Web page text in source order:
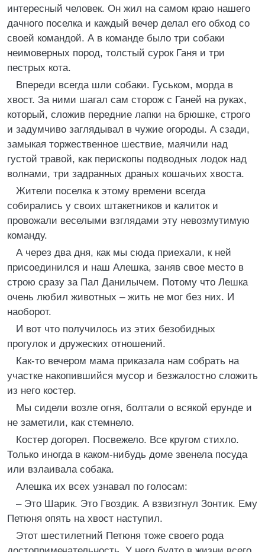
интересный человек. Он жил на самом краю нашего
дачного поселка и каждый вечер делал его обход со
своей командой. А в команде было три собаки
неимоверных пород, толстый сурок Ганя и три
пестрых кота.
Впереди всегда шли собаки. Гуськом, морда в
хвост. За ними шагал сам сторож с Ганей на руках,
который, сложив передние лапки на брюшке, строго
и задумчиво заглядывал в чужие огороды. А сзади,
замыкая торжественное шествие, маячили над
густой травой, как перископы подводных лодок над
волнами, три задранных драных кошачьих хвоста.
Жители поселка к этому времени всегда
собирались у своих штакетников и калиток и
провожали веселыми взглядами эту невозмутимую
команду.
А через два дня, как мы сюда приехали, к ней
присоединился и наш Алешка, заняв свое место в
строю сразу за Пал Данилычем. Потому что Лешка
очень любил животных – жить не мог без них. И
наоборот.
И вот что получилось из этих безобидных
прогулок и дружеских отношений.
Как-то вечером мама приказала нам собрать на
участке накопившийся мусор и безжалостно сложить
из него костер.
Мы сидели возле огня, болтали о всякой ерунде и
не заметили, как стемнело.
Костер догорел. Посвежело. Все кругом стихло.
Только иногда в каком-нибудь доме звенела посуда
или взлаивала собака.
Алешка их всех узнавал по голосам:
– Это Шарик. Это Гвоздик. А взвизгнул Зонтик. Ему
Петюня опять на хвост наступил.
Этот шестилетний Петюня тоже своего рода